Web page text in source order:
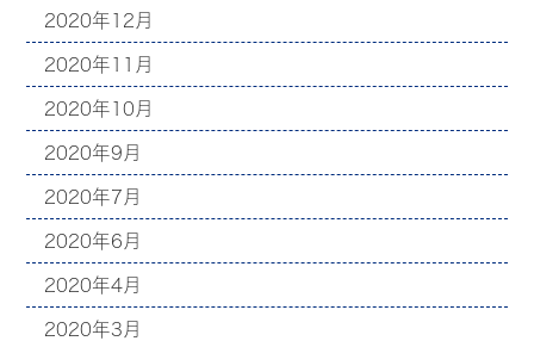
2020年12月
2020年11月
2020年10月
2020年9月
2020年7月
2020年6月
2020年4月
2020年3月